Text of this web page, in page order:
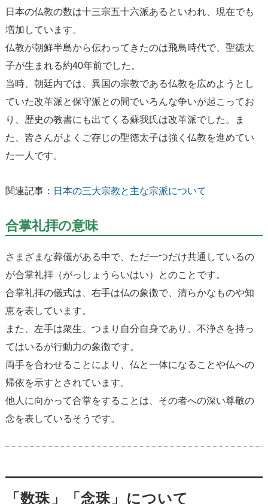
日本の仏教の数は十三宗五十六派あるといわれ、現在でも
増加しています。
仏教が朝鮮半島から伝わってきたのは飛鳥時代で、聖徳太
子が生まれる約40年前でした。
当時、朝廷内では、異国の宗教である仏教を広めようとし
ていた改革派と保守派との間でいろんな争いが起こってお
り、歴史の教書にも出てくる蘇我氏は改革派でした。ま
た、皆さんがよくご存じの聖徳太子は強く仏教を進めてい
た一人です。
関連記事： 日本の三大宗教と主な宗派について
合掌礼拝の意味
さまざまな葬儀がある中で、ただ一つだけ共通しているの
が合掌礼拝（がっしょうらいはい）とのことです。
合掌礼拝の儀式は、右手は仏の象徴で、清らかなものや知
恵を表しています。
また、左手は衆生、つまり自分自身であり、不浄さを持っ
てはいるが行動力の象徴です。
両手を合わせることにより、仏と一体になることや仏への
帰依を示すとされています。
他人に向かって合掌をすることは、その者への深い尊敬の
念を表しているそうです。
「数珠」「念珠」について